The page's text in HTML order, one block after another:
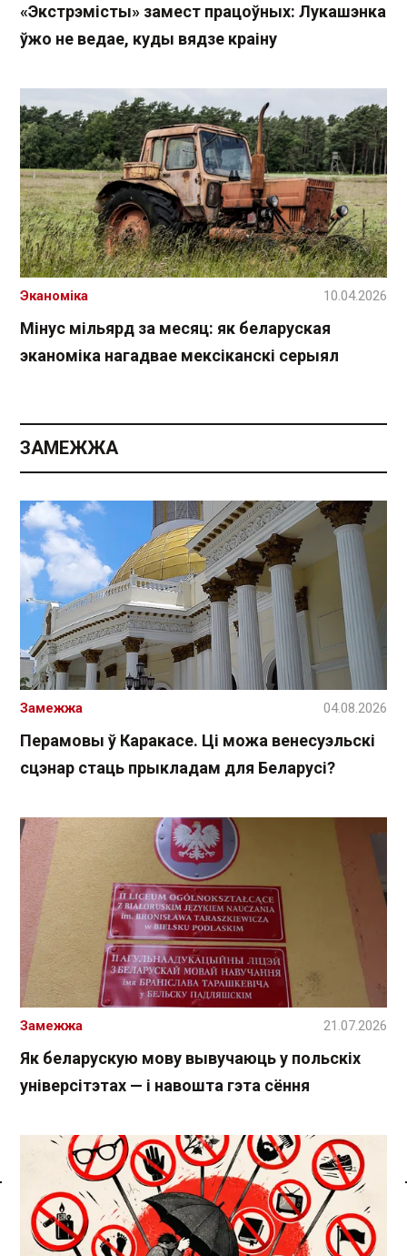
Спасылка без VPN
«Экстрэмісты» замест працоўных: Лукашэнка
ўжо не ведае, куды вядзе краіну
Мінус мільярд за месяц: як беларуская
эканоміка нагадвае мексіканскі серыял
Эканоміка 10.04.2026
ЗАМЕЖЖА
Перамовы ў Каракасе. Ці можа венесуэльскі
сцэнар стаць прыкладам для Беларусі?
Замежжа 04.08.2026
Як беларускую мову вывучаюць у польскіх
універсітэтах — і навошта гэта сёння
Замежжа 21.07.2026